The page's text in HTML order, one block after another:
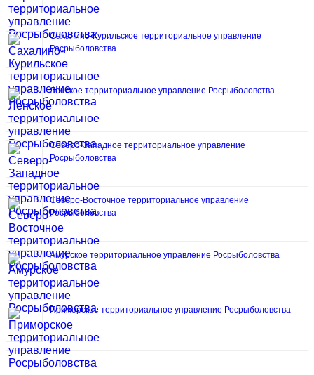
Сахалино-Курильское территориальное управление
Росрыболовства
Ленское территориальное управление Росрыболовства
Северо-Западное территориальное управление
Росрыболовства
Северо-Восточное территориальное управление
Росрыболовства
Амурское территориальное управление Росрыболовства
Приморское территориальное управление Росрыболовства